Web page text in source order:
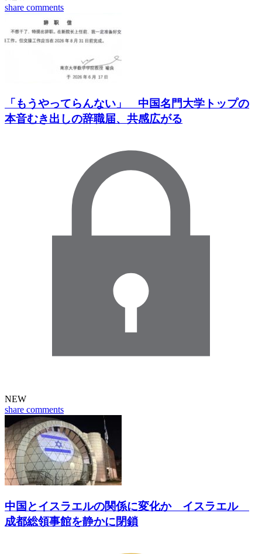
share comments
「もうやってらんない」 中国名門大学トップの
本音むき出しの辞職届、共感広がる
NEW
share comments
中国とイスラエルの関係に変化か イスラエル
成都総領事館を静かに閉鎖